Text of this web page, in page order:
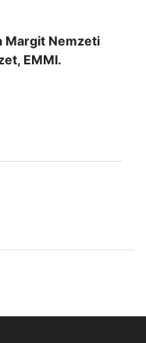
Margit Nemzeti
EMMI.